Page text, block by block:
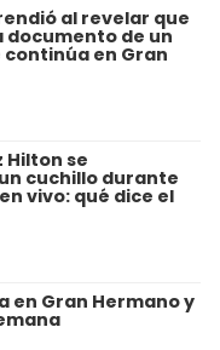
al revelar que
de un
en Gran
Hilton se
cuchillo durante
vivo: qué dice el
en Gran Hermano y